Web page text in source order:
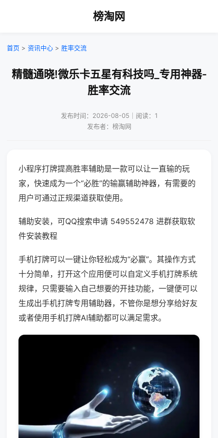
榜淘网
首页 > 资讯中心 > 胜率交流
精髓通晓!微乐卡五星有科技吗_专用神器-
胜率交流
发布时间：2026-08-05｜阅读：1
发布者：榜淘网
小程序打牌提高胜率辅助是一款可以让一直输的玩
家，快速成为一个“必胜”的输赢辅助神器，有需要的
用户可通过正规渠道获取使用。
辅助安装，可QQ搜索申请 549552478 进群获取软
件安装教程
手机打牌可以一键让你轻松成为“必赢”。其操作方式
十分简单，打开这个应用便可以自定义手机打牌系统
规律，只需要输入自己想要的开挂功能，一键便可以
生成出手机打牌专用辅助器，不管你是想分享给好友
或者使用手机打牌AI辅助都可以满足需求。